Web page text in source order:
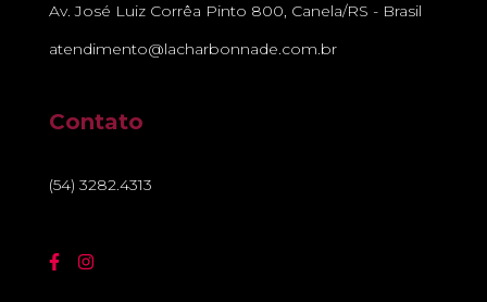
Av. José Luiz Corrêa Pinto 800, Canela/RS - Brasil
atendimento@lacharbonnade.com.br
Contato
(54) 3282.4313